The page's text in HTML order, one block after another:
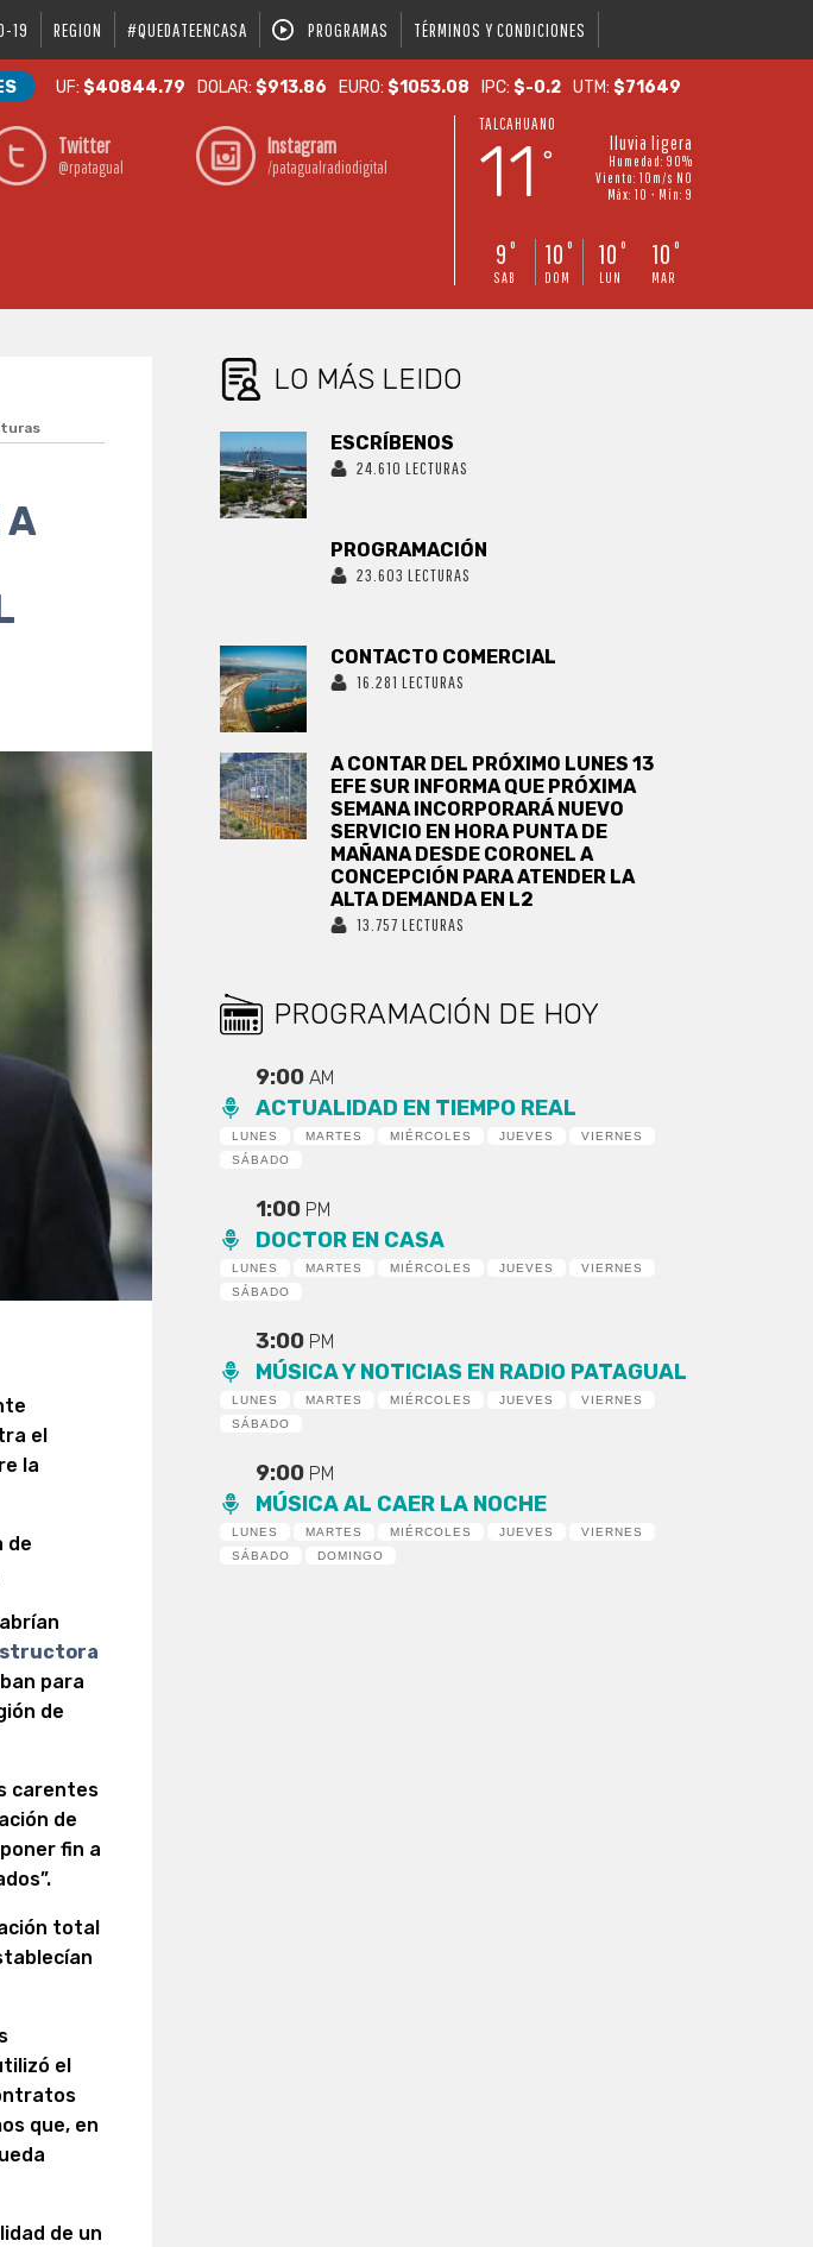
19 REGION #QUEDATEENCASA PROGRAMAS TÉRMINOS Y CONDICIONES
UF:$40844.79 DOLAR:$913.86 EURO:$1053.08 IPC:$-0.2 UTM:$71649
Twitter
@rpatagual
Instagram
/patagualradiodigital
TALCAHUANO
11 °
lluvia ligera
Humedad: 90%
Viento: 10m/s NO
Máx: 10 • Mín: 9
9 °
SAB
10 °
DOM
10 °
LUN
10 °
MAR
A
el
la
de
para
de
carentes
de
fin a
total
el
que, en
de un
LO MÁS LEIDO
ESCRÍBENOS
24.610 LECTURAS
PROGRAMACIÓN
23.603 LECTURAS
CONTACTO COMERCIAL
16.281 LECTURAS
A CONTAR DEL PRÓXIMO LUNES 13
EFE SUR INFORMA QUE PRÓXIMA
SEMANA INCORPORARÁ NUEVO
SERVICIO EN HORA PUNTA DE
MAÑANA DESDE CORONEL A
CONCEPCIÓN PARA ATENDER LA
ALTA DEMANDA EN L2
13.757 LECTURAS
PROGRAMACIÓN DE HOY
9:00AM
ACTUALIDAD EN TIEMPO REAL
LUNES MARTES MIÉRCOLES JUEVES
VIERNES
SÁBADO
1:00 PM
DOCTOR EN CASA
LUNES MARTES MIÉRCOLES JUEVES
VIERNES
SÁBADO
3:00 PM
MÚSICA Y NOTICIAS EN RADIO PATAGUAL
LUNES MARTES MIÉRCOLES JUEVES
VIERNES
SÁBADO
9:00 PM
MÚSICA AL CAER LA NOCHE
LUNES MARTES MIÉRCOLES JUEVES
VIERNES
SÁBADO
DOMINGO